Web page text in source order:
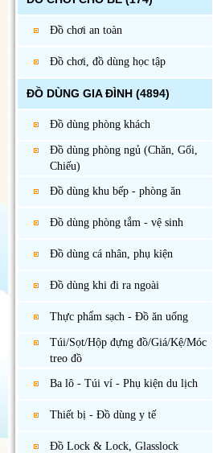
Đồ chơi an toàn
Đồ chơi, đồ dùng học tập
ĐỒ DÙNG GIA ĐÌNH (4894)
Đồ dùng phòng khách
Đồ dùng phòng ngủ (Chăn, Gối,
Chiếu)
Đồ dùng khu bếp - phòng ăn
Đồ dùng phòng tắm - vệ sinh
Đồ dùng cá nhân, phụ kiện
Đồ dùng khi đi ra ngoài
Thực phẩm sạch - Đồ ăn uống
Túi/Sọt/Hộp đựng đồ/Giá/Kệ/Móc
treo đồ
Ba lô - Túi ví - Phụ kiện du lịch
Thiết bị - Đồ dùng y tế
Đồ Lock & Lock, Glasslock